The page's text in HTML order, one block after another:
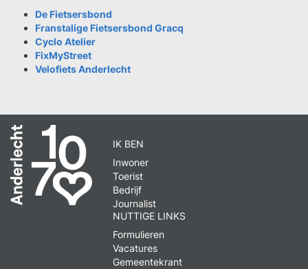
De Fietsersbond
Franstalige Fietsersbond Gracq
Cyclo Atelier
FixMyStreet
Velofiets Anderlecht
IK BEN
Inwoner
Toerist
Bedrijf
Journalist
NUTTIGE LINKS
Formulieren
Vacatures
Gemeentekrant